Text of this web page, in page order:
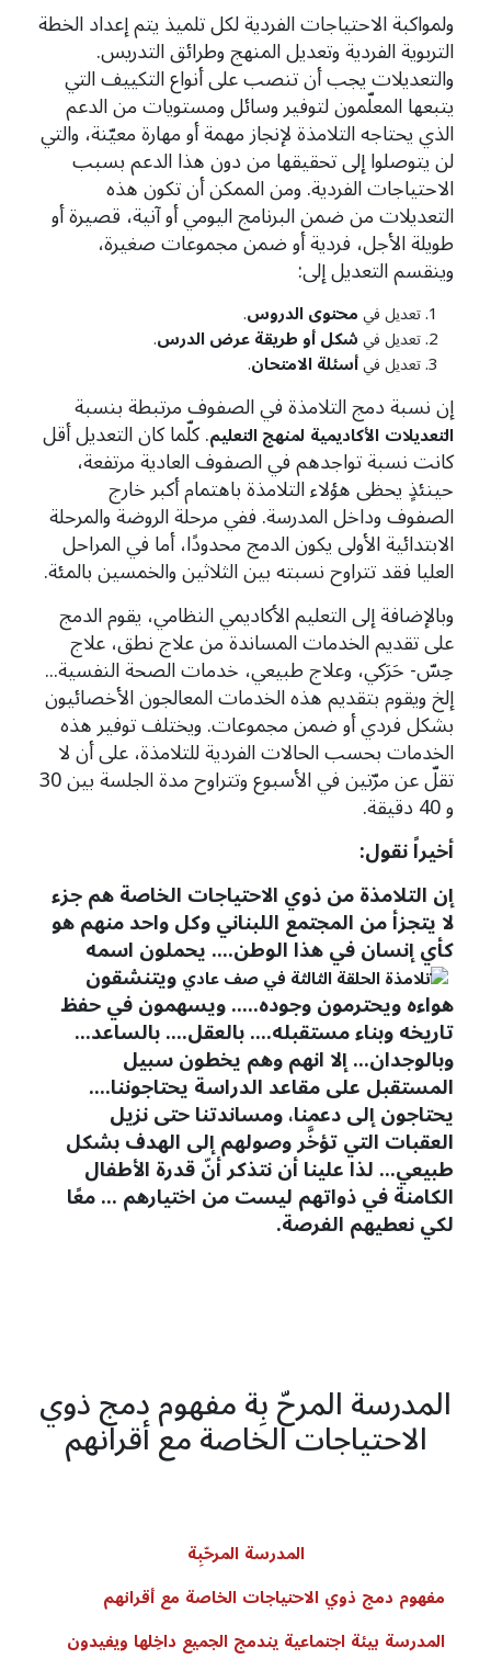
ولمواكبة الاحتياجات الفردية لكل تلميذ يتم إعداد الخطة
التربوية الفردية وتعديل المنهج وطرائق التدريس.
والتعديلات يجب أن تنصب على أنواع التكييف التي
يتبعها المعلّمون لتوفير وسائل ومستويات من الدعم
الذي يحتاجه التلامذة لإنجاز مهمة أو مهارة معيّنة، والتي
لن يتوصلوا إلى تحقيقها من دون هذا الدعم بسبب
الاحتياجات الفردية. ومن الممكن أن تكون هذه
التعديلات من ضمن البرنامج اليومي أو آنية، قصيرة أو
طويلة الأجل، فردية أو ضمن مجموعات صغيرة،
وينقسم التعديل إلى:
تعديل فيمحتوىالدروس.
تعديل فيشكلأوطريقة عرضالدرس.
تعديل فيأسئلةالامتحان.
إن نسبة دمج التلامذة في الصفوف مرتبطة بنسبة
التعديلات الأكاديمية لمنهج التعليم. كلّما كان التعديل أقل
كانت نسبة تواجدهم في الصفوف العادية مرتفعة،
حينئذٍ يحظى هؤلاء التلامذة باهتمام أكبر خارج
الصفوف وداخل المدرسة. ففي مرحلة الروضة والمرحلة
الابتدائية الأولى يكون الدمج محدودًا، أما في المراحل
العليا فقد تتراوح نسبته بين الثلاثين والخمسين بالمئة.
وبالإضافة إلى التعليم الأكاديمي النظامي، يقوم الدمج
على تقديم الخدمات المساندة من علاج نطق، علاج
حِسّ- حَرَكي، وعلاج طبيعي، خدمات الصحة النفسية...
إلخ ويقوم بتقديم هذه الخدمات المعالجون الأخصائيون
بشكل فردي أو ضمن مجموعات. ويختلف توفير هذه
الخدمات بحسب الحالات الفردية للتلامذة، على أن لا
تقلّ عن مرّتين في الأسبوع وتتراوح مدة الجلسة بين 30
و 40 دقيقة.
أخيراً نقول:
إن التلامذة من ذوي الاحتياجات الخاصة هم جزء
لا يتجزأ من المجتمع اللبناني وكل واحد منهم هو
كأي إنسان في هذا الوطن.... يحملون اسمه
ويتنشقون
هواءه ويحترمون وجوده..... ويسهمون في حفظ
تاريخه وبناء مستقبله.... بالعقل.... بالساعد...
وبالوجدان... إلا انهم وهم يخطون سبيل
المستقبل على مقاعد الدراسة يحتاجوننا....
يحتاجون إلى دعمنا، ومساندتنا حتى نزيل
العقبات التي تؤخَّر وصولهم إلى الهدف بشكل
طبيعي... لذا علينا أن نتذكر أنّ قدرة الأطفال
الكامنة في ذواتهم ليست من اختيارهم ... معًا
لكي نعطيهم الفرصة.
المدرسة المرحّ بِة مفهوم دمج ذوي
الاحتياجات الخاصة مع أقرانهم
المدرسة المرحّبِة
مفهوم دمج ذوي الاحتياجات الخاصة مع أقرانهم
المدرسة بيئة اجتماعية يندمج الجميع داخِلها ويفيدون